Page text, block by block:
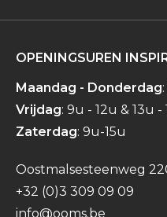
OPENINGSUREN
Maandag - Donderdag
Vrijdag: 9u - 12u & 13u -
Zaterdag: 9u-15u
Oostmalsesteenweg
+32 (0)3 309 09 09
info@ooms.be